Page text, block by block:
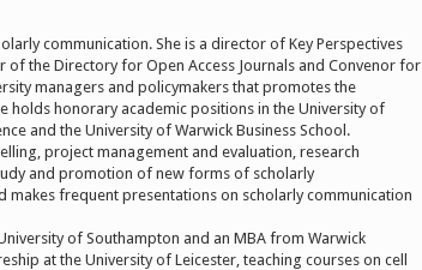
communication. She is a director of Key Perspectives
of the Directory for Open Access Journals and Convenor for
managers and policymakers that promotes the
holds honorary academic positions in the University of
and the University of Warwick Business School.
project management and evaluation, research
and promotion of new forms of scholarly
makes frequent presentations on scholarly communication
of Southampton and an MBA from Warwick
at the University of Leicester, teaching courses on cell